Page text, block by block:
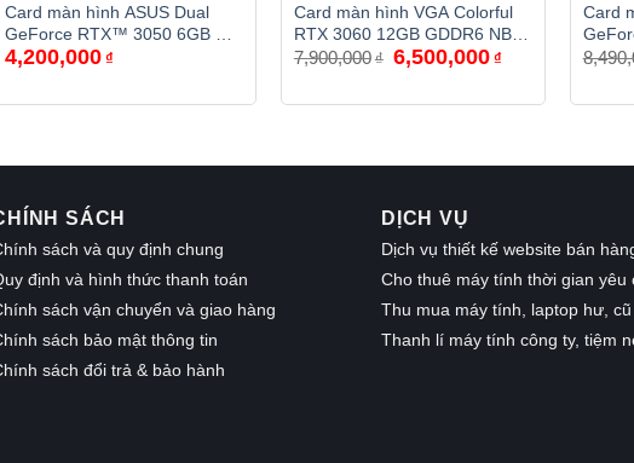
Card màn hình ASUS Dual
GeForce RTX™ 3050 6GB OC
GDDR6
4,200,000 ₫
Card màn hình VGA Colorful
RTX 3060 12GB GDDR6 NB
DUO
7,900,000 ₫ Giá
gốc
7,900,000₫.
6,500,000 ₫
là:
Card
SÁCH
sách và quy định chung
định và hình thức thanh toán
sách vận chuyển và giao hàng
sách bảo mật thông tin
sách đổi trả & bảo hành
DỊCH VỤ
Dịch vụ thiết kế website bán
Cho thuê máy tính thời gian yêu
Thu mua máy tính, laptop hư, cũ
Thanh lí máy tính công ty, tiệm